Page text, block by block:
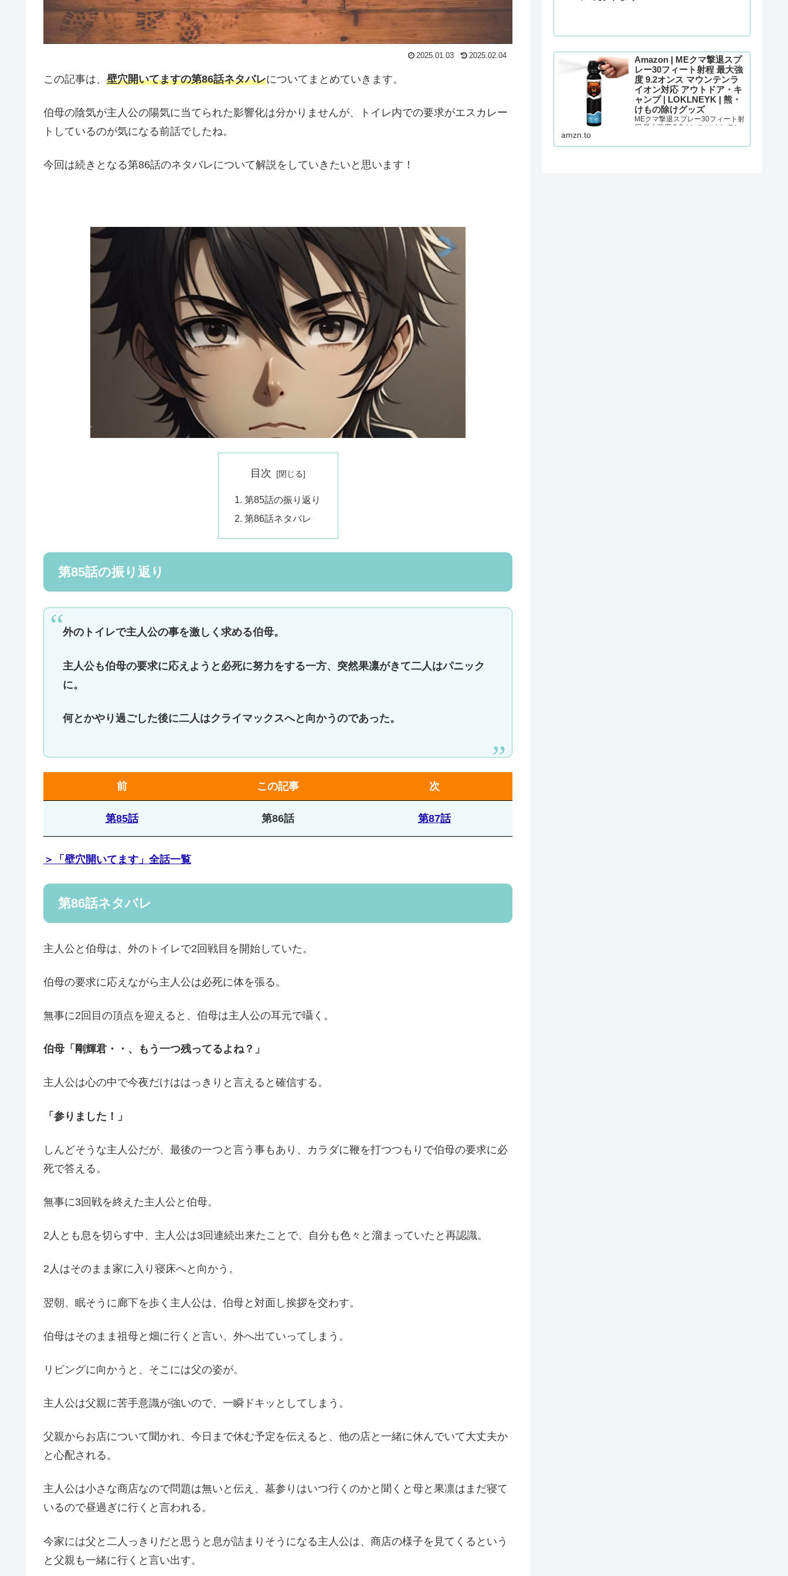
2025.01.03 2025.02.04
この記事は、 壁穴開いてますの第86話ネタバレについてまとめていきます。
伯母の陰気が主人公の陽気に当てられた影響化は分かりませんが、トイレ内での要求がエスカレー
トしているのが気になる前話でしたね。
今回は続きとなる第86話のネタバレについて解説をしていきたいと思います！
目次
第85話の振り返り
第86話ネタバレ
第85話の振り返り
外のトイレで主人公の事を激しく求める伯母。
主人公も伯母の要求に応えようと必死に努力をする一方、突然果凛がきて二人はパニック
に。
何とかやり過ごした後に二人はクライマックスへと向かうのであった。
前 この記事 次
第85話 第86話 第87話
＞「壁穴開いてます」全話一覧
第86話ネタバレ
主人公と伯母は、外のトイレで2回戦目を開始していた。
伯母の要求に応えながら主人公は必死に体を張る。
無事に2回目の頂点を迎えると、伯母は主人公の耳元で囁く。
伯母「剛輝君・・、もう一つ残ってるよね？」
主人公は心の中で今夜だけははっきりと言えると確信する。
「参りました！」
しんどそうな主人公だが、最後の一つと言う事もあり、カラダに鞭を打つつもりで伯母の要求に必
死で答える。
無事に3回戦を終えた主人公と伯母。
2人とも息を切らす中、主人公は3回連続出来たことで、自分も色々と溜まっていたと再認識。
2人はそのまま家に入り寝床へと向かう。
翌朝、眠そうに廊下を歩く主人公は、伯母と対面し挨拶を交わす。
伯母はそのまま祖母と畑に行くと言い、外へ出ていってしまう。
リビングに向かうと、そこには父の姿が。
主人公は父親に苦手意識が強いので、一瞬ドキッとしてしまう。
父親からお店について聞かれ、今日まで休む予定を伝えると、他の店と一緒に休んでいて大丈夫か
と心配される。
主人公は小さな商店なので問題は無いと伝え、墓参りはいつ行くのかと聞くと母と果凛はまだ寝て
いるので昼過ぎに行くと言われる。
今家には父と二人っきりだと思うと息が詰まりそうになる主人公は、商店の様子を見てくるという
と父親も一緒に行くと言い出す。
Amazon | MEクマ撃退スプ
レー30フィート射程 最大強
度 9.2オンス マウンテンラ
イオン対応 アウトドア・キ
ャンプ | LOKLNEYK | 熊・
けもの除けグッズ
MEクマ撃退スプレー30フィート射
程 最大強度 9.2オンス マウンテン
amzn.to